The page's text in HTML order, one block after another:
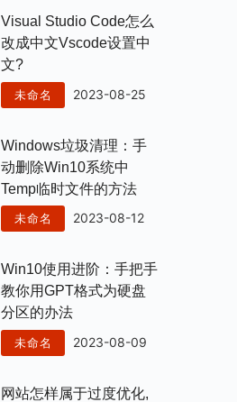
Visual Studio Code怎么
改成中文vscode设置中
文?
未命名 2023-08-25
Windows垃圾清理：手
动删除win10系统中
Temp临时文件的方法
未命名 2023-08-12
Win10使用进阶：手把手
教你用GPT格式为硬盘
分区的办法
未命名 2023-08-09
网站怎样属于过度优化,